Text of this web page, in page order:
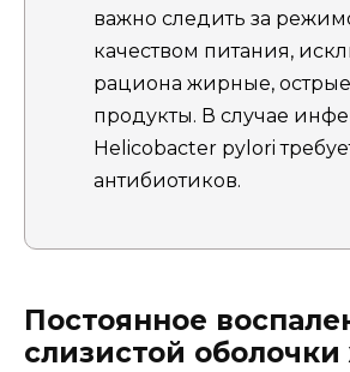
важно следить за
качеством питания,
рациона жирные,
продукты. В случае
Helicobacter pylori
антибиотиков.
Постоянное
слизистой